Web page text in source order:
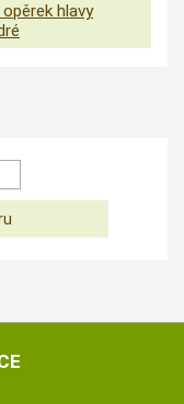
hlavy